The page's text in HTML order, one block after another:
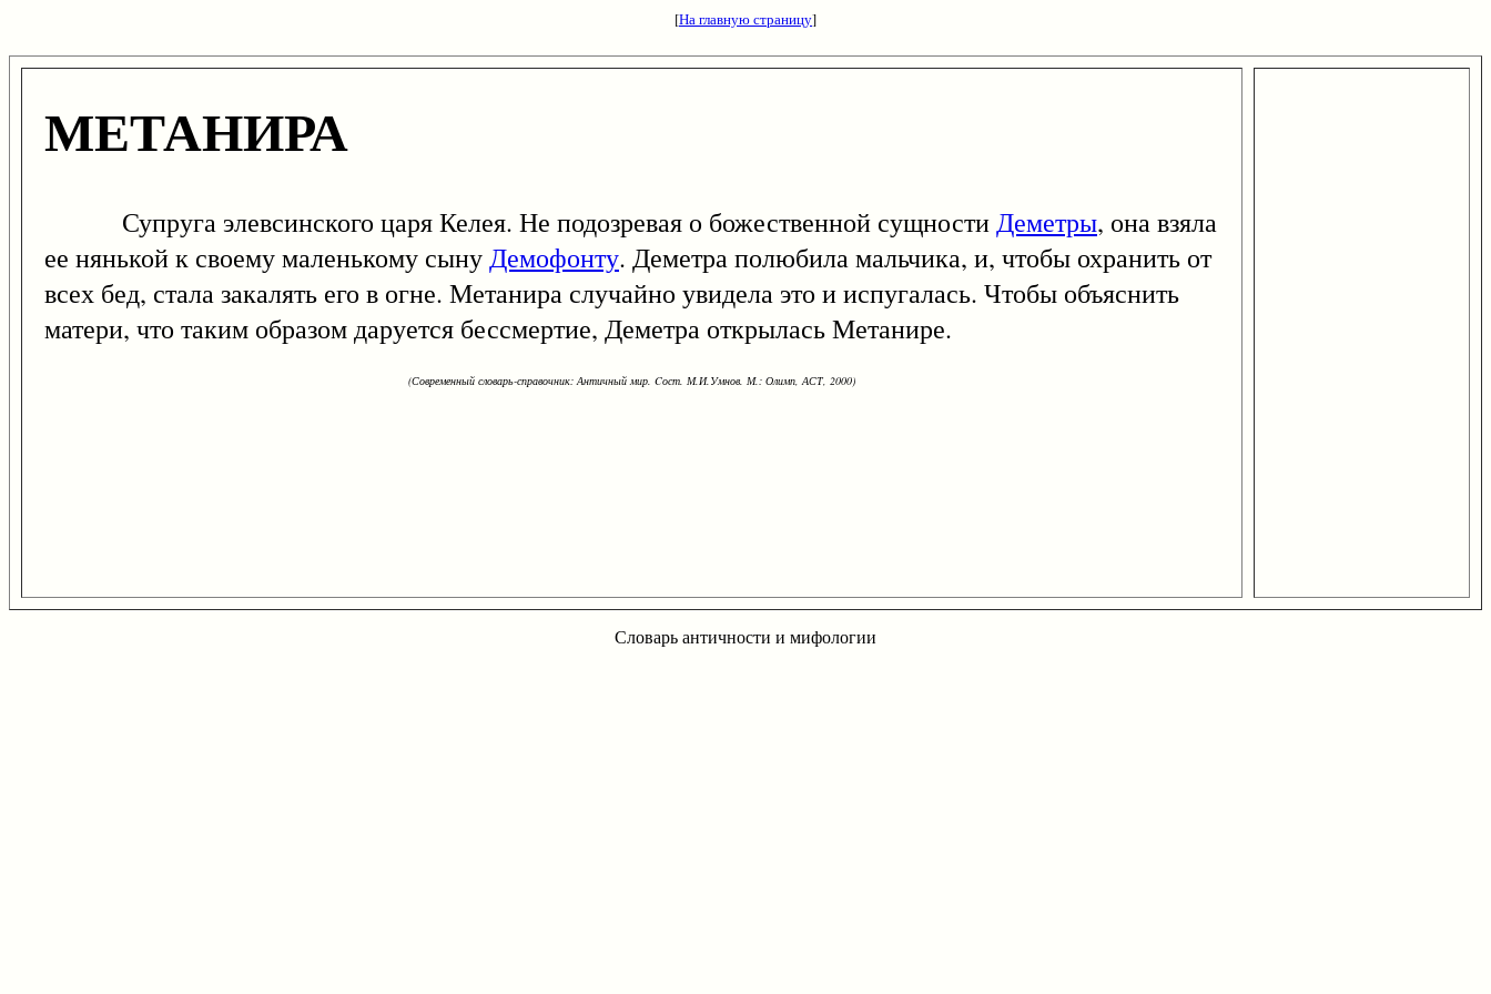
[На главную страницу]
МЕТАНИРА
Супруга элевсинского царя Келея. Не подозревая о божественной сущностиДеметры, она взяла
ее нянькой к своему маленькому сынуДемофонту. Деметра полюбила мальчика, и, чтобы охранить от
всех бед, стала закалять его в огне. Метанира случайно увидела это и испугалась. Чтобы объяснить
матери, что таким образом даруется бессмертие, Деметра открылась Метанире.
(Современный словарь-справочник: Античный мир. Cост. М.И.Умнов. М.: Олимп, АСТ, 2000)
Словарь античности и мифологии